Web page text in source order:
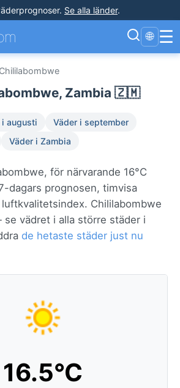
. Se alla länder.
🌐 ☰
Chililabombwe
Zambia 🇿🇲
i augusti
Väder i september
Väder i Zambia
för närvarande 16°C
dagars prognosen, timvisa
Chililabombwe
vädret i alla större städer i
de hetaste städer just nu
16.5°C